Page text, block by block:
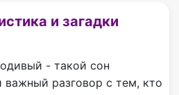
и загадки
- такой сон
разговор с тем, кто